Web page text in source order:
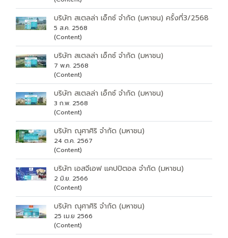
บริษัท สเตลล่า เอ็กซ์ จำกัด (มหาชน) ครั้งที่3/2568
5 ส.ค. 2568
(Content)
บริษัท สเตลล่า เอ็กซ์ จำกัด (มหาชน)
7 พ.ค. 2568
(Content)
บริษัท สเตลล่า เอ็กซ์ จำกัด (มหาชน)
3 ก.พ. 2568
(Content)
บริษัท ณุศาศิริ จำกัด (มหาชน)
24 ต.ค. 2567
(Content)
บริษัท เอสจีเอฟ แคปปิตอล จำกัด (มหาชน)
2 มิ.ย. 2566
(Content)
บริษัท ณุศาศิริ จำกัด (มหาชน)
25 เม.ย 2566
(Content)